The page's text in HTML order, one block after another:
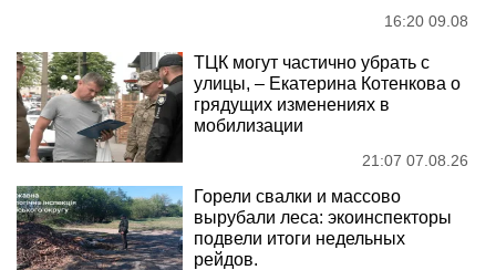
16:20 09.08
ТЦК могут частично убрать с
улицы, – Екатерина Котенкова о
грядущих изменениях в
мобилизации
21:07 07.08.26
Горели свалки и массово
вырубали леса: экоинспекторы
подвели итоги недельных
рейдов.